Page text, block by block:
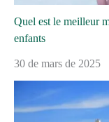
Quel est le meilleur
enfants
30 de mars de 2025